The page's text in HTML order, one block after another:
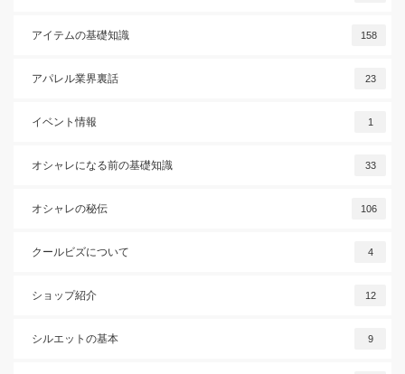
アイテムの基礎知識 158
アパレル業界裏話 23
イベント情報 1
オシャレになる前の基礎知識 33
オシャレの秘伝 106
クールビズについて 4
ショップ紹介 12
シルエットの基本 9